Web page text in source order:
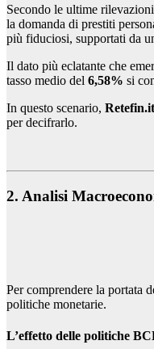
Secondo le ultime
la domanda di prestiti
più fiduciosi, supportati da
Il dato più eclatante che
tasso medio del 6,58% si
In questo scenario, Retefin.it
per decifrarlo.
2. Analisi
Per comprendere la portata
politiche monetarie.
L’effetto delle politiche